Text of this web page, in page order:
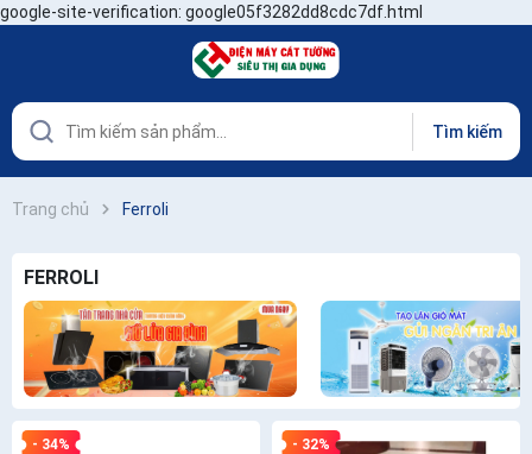
google-site-verification: google05f3282dd8cdc7df.html
Tìm kiếm
Trang chủ Ferroli
FERROLI
- 34% - 32%